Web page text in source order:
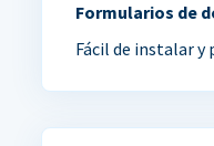
Formularios de
Fácil de instalar